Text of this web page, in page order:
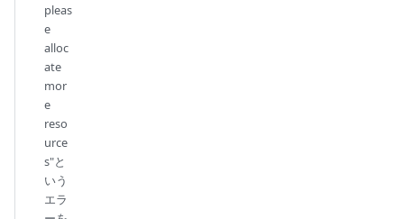
pleas
e
alloc
ate
mor
e
reso
urce
s"と
いう
エラ